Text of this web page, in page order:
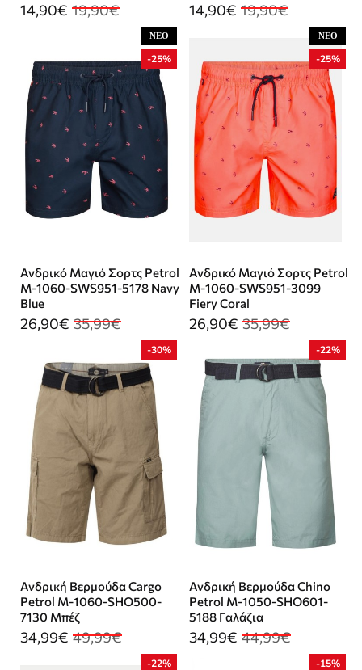
14,90€ 19,90€ 14,90€ 19,90€
ΝΈΟ
-25%
Ανδρικό Μαγιό Σορτς Petrol
M-1060-SWS951-5178 Navy
Blue
26,90€ 35,99€
ΝΈΟ
-25%
Ανδρικό Μαγιό Σορτς Petrol
M-1060-SWS951-3099
Fiery Coral
26,90€ 35,99€
-30%
Ανδρική Βερμούδα Cargo
Petrol M-1060-SHO500-
7130 Μπέζ
34,99€ 49,99€
-22%
Ανδρική Βερμούδα Chino
Petrol M-1050-SHO601-
5188 Γαλάζια
34,99€ 44,99€
-22% -15%